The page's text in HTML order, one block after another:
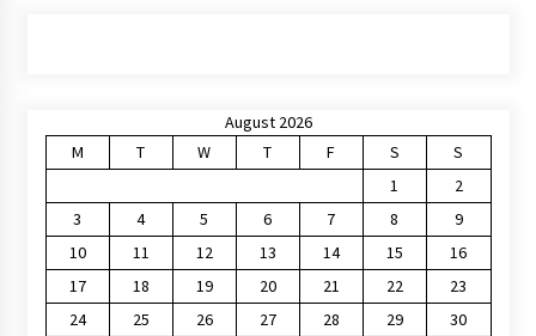
August 2026
M
T W T F S
S
1
2
3
4 5 6 7 8
9
10
11 12 13 14 15
16
17
18 19 20 21 22
23
24
25 26 27 28 29
30